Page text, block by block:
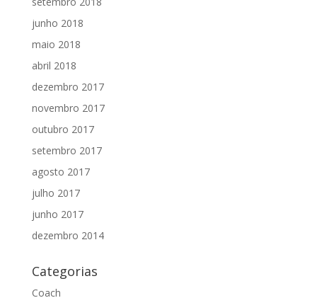
junho 2018
maio 2018
abril 2018
dezembro 2017
novembro 2017
outubro 2017
setembro 2017
agosto 2017
julho 2017
junho 2017
dezembro 2014
Categorias
Coach